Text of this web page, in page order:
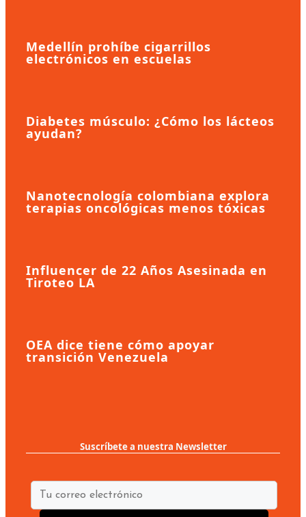
Medellín prohíbe cigarrillos
electrónicos en escuelas
Diabetes músculo: ¿Cómo los lácteos
ayudan?
Nanotecnología colombiana explora
terapias oncológicas menos tóxicas
Influencer de 22 Años Asesinada en
Tiroteo LA
OEA dice tiene cómo apoyar
transición Venezuela
Suscríbete a nuestra Newsletter